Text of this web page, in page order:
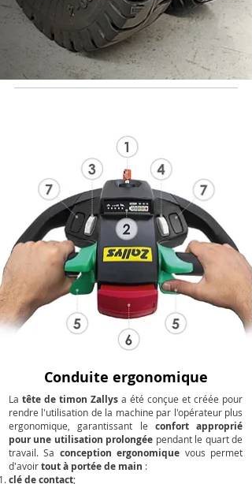
La tête de timon Zallys a été conçue et créée pour
rendre l'utilisation de la machine par l'opérateur plus
ergonomique, garantissant le confort approprié
pour une utilisation prolongée pendant le quart de
travail. Sa conception ergonomique vous permet
d'avoirtout à portée de main :
clé de contact;
Conduite ergonomique